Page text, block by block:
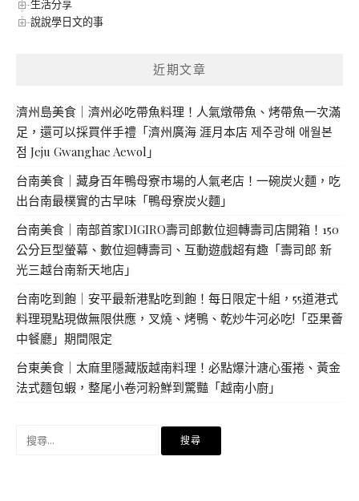
生活分享
說說學日文的事
近期文章
濟州島美食｜濟州必吃帶魚料理！人氣燉帶魚、烤帶魚一次滿
足，還可以採買伴手禮「濟州廣海 涯月本店 제주광해 애월본
점 Jeju Gwanghae Aewol」
台南美食｜藏身百年鴨母寮市場的人氣老店！一碗炭火麵，吃
出台南最樸實的古早味「鴨母寮炭火麵」
台南美食｜南部首家DIGIRO壽司郎數位迴轉壽司店開箱！150
公分巨型螢幕、數位迴轉壽司、互動遊戲超有趣「壽司郎 新
光三越台南新天地店」
台南吃到飽｜安平最新港點吃到飽！每日限定十組，55道港式
料理現點現做無限供應，叉燒、烤鴨、乾炒牛河必吃!「亞果薈
中餐廳」期間限定
台東美食｜太麻里隱藏版越南料理！必點爆汁溏心蛋捲、黃金
法式麵包蝦，整尾小卷河粉鮮到驚豔「越南小廚」